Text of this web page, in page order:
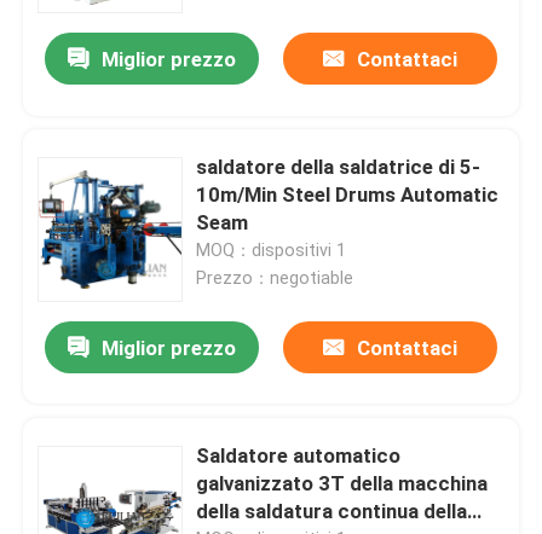
Miglior prezzo Contattaci
saldatore della saldatrice di 5-
10m/Min Steel Drums Automatic
Seam
MOQ：dispositivi 1
Prezzo：negotiable
Miglior prezzo Contattaci
Saldatore automatico
galvanizzato 3T della macchina
della saldatura continua della